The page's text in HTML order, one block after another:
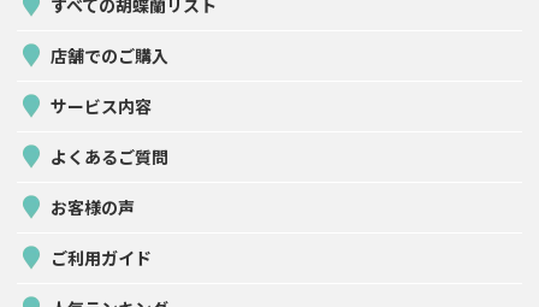
すべての胡蝶蘭リスト
店舗でのご購入
サービス内容
よくあるご質問
お客様の声
ご利用ガイド